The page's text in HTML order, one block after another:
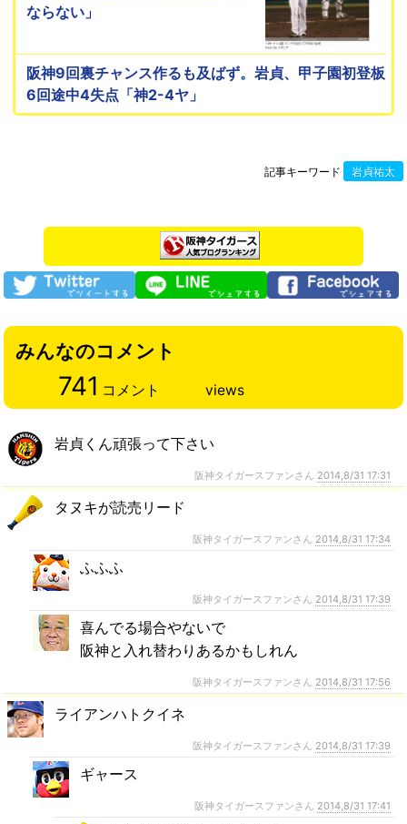
ならない」
阪神9回裏チャンス作るも及ばず。岩貞、甲子園初登板
6回途中4失点「神2-4ヤ」
記事キーワード 岩貞祐太
みんなのコメント
741 コメント views
岩貞くん頑張って下さい
阪神タイガースファンさん 2014,8/31 17:31
タヌキが読売リード
阪神タイガースファンさん 2014,8/31 17:34
ふふふ
阪神タイガースファンさん 2014,8/31 17:39
喜んでる場合やないで
阪神と入れ替わりあるかもしれん
阪神タイガースファンさん 2014,8/31 17:56
ライアンハトクイネ
阪神タイガースファンさん 2014,8/31 17:39
ギャース
阪神タイガースファンさん 2014,8/31 17:41